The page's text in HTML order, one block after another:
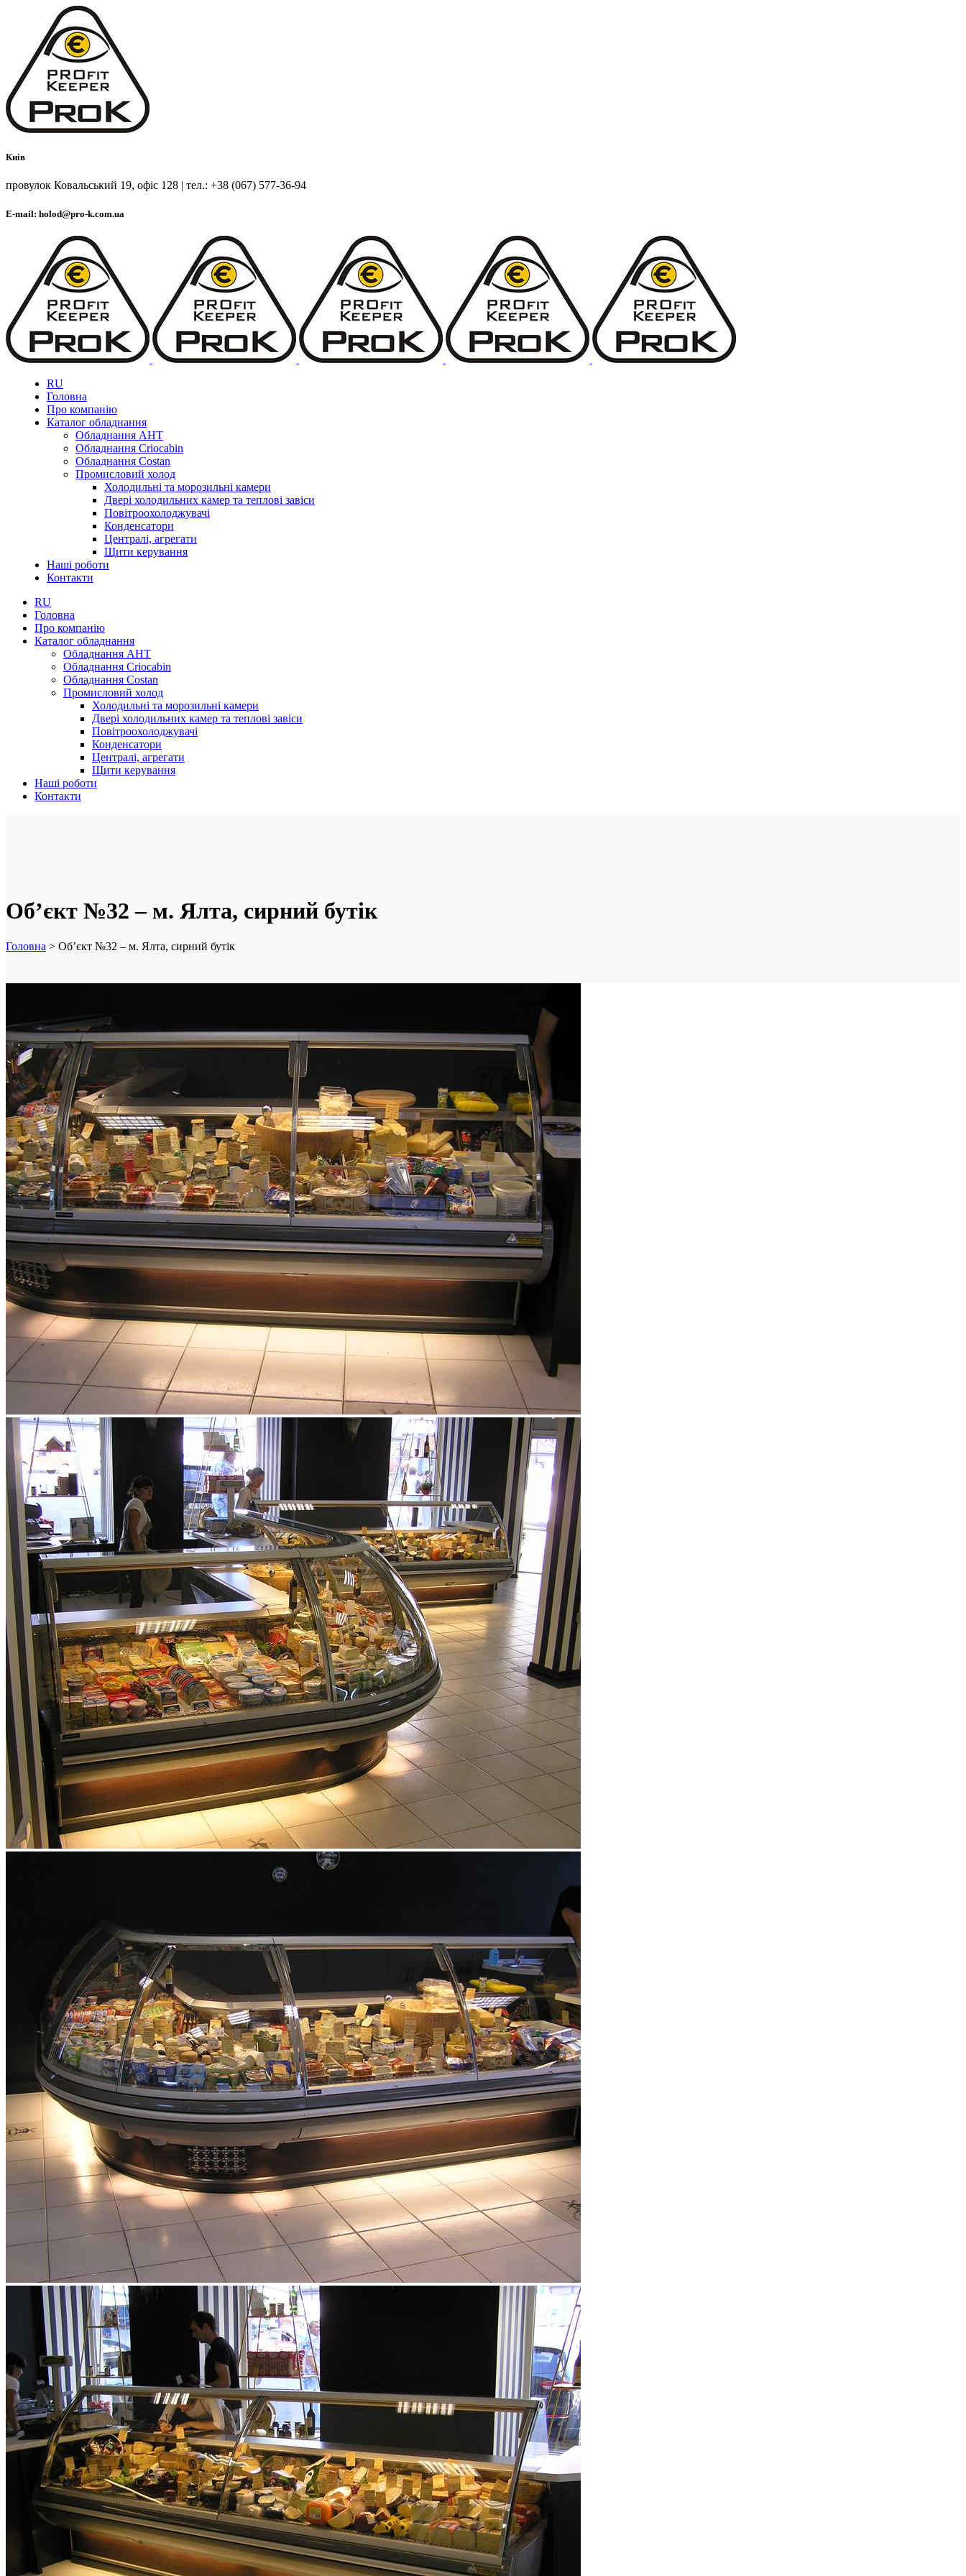
Киів
провулок Ковальський 19, офіс 128 | тел.: +38 (067) 577-36-94
E-mail: holod@pro-k.com.ua
RU
Головна
Про компанію
Каталог обладнання
Обладнання AHT
Обладнання Criocabin
Обладнання Costan
Промисловий холод
Холодильні та морозильні камери
Двері холодильних камер та теплові завіси
Повітроохолоджувачі
Конденсатори
Централі, агрегати
Щити керування
Наші роботи
Контакти
RU
Головна
Про компанію
Каталог обладнання
Обладнання AHT
Обладнання Criocabin
Обладнання Costan
Промисловий холод
Холодильні та морозильні камери
Двері холодильних камер та теплові завіси
Повітроохолоджувачі
Конденсатори
Централі, агрегати
Щити керування
Наші роботи
Контакти
Об’єкт №32 – м. Ялта, сирний бутік
Головна > Об’єкт №32 – м. Ялта, сирний бутік